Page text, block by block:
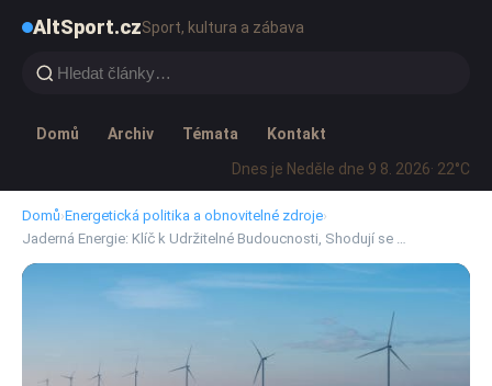
AltSport.czSport, kultura a zábava
Domů Archiv Témata
Kontakt
Dnes je Neděle dne 9 8. 2026· 22°C
Domů›Energetická politika a obnovitelné zdroje›
Jaderná Energie: Klíč k Udržitelné Budoucnosti, Shodují se …